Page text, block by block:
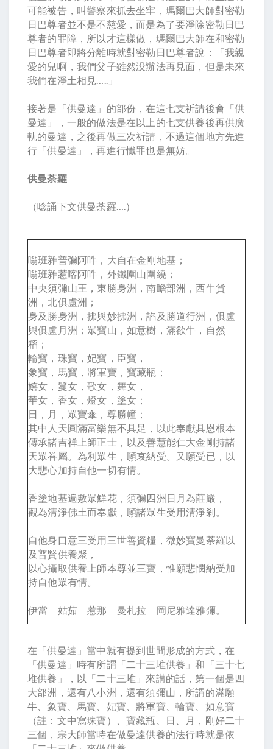
可能被告，叫警察來抓去坐牢，瑪爾巴大師對密勒
日巴尊者並不是不慈愛，而是為了要淨除密勒日巴
尊者的罪障，所以才這樣做，瑪爾巴大師在和密勒
日巴尊者即將分離時就對密勒日巴尊者說：「我親
愛的兒啊，我們父子雖然没辦法再見面，但是未來
我們在淨土相見…..」
接著是「供曼達」的部份，在這七支祈請後會「供
曼達」，一般的做法是在以上的七支供養後再供廣
軌的曼達，之後再做三次祈請，不過這個地方先進
行「供曼達」，再進行懺罪也是無妨。
供曼荼羅
（唸誦下文供曼荼羅….）
嗡班雜普彌阿吽，大自在金剛地基；
嗡班雜惹喀阿吽，外鐵圍山圍繞；
中央須彌山王，東勝身洲，南瞻部洲，西牛貨
洲，北俱盧洲；
身及勝身洲，拂與妙拂洲，諂及勝道行洲，俱盧
與俱盧月洲；眾寶山，如意樹，滿欲牛，自然
稻；
輪寶，珠寶，妃寶，臣寶，
象寶，馬寶，將軍寶，寶藏瓶；
嬉女，鬘女，歌女，舞女，
華女，香女，燈女，塗女；
日，月，眾寶傘，尊勝幢；
其中人天圓滿富樂無不具足，以此奉獻具恩根本
傳承諸吉祥上師正士，以及善慧能仁大金剛持諸
天眾眷屬。為利眾生，願哀納受。又願受已，以
大悲心加持自他一切有情。
香塗地基遍敷眾鮮花，須彌四洲日月為莊嚴，
觀為清淨佛土而奉獻，願諸眾生受用清淨剎。
自他身口意三受用三世善資糧，微妙寶曼荼羅以
及普賢供養聚，
以心攝取供養上師本尊並三寶，惟願悲憫納受加
持自他眾有情。
伊當 姑茹 惹那 曼札拉 岡尼雅達雅彌。
在「供曼達」當中就有提到世間形成的方式，在
「供曼達」時有所謂「二十三堆供養」和「三十七
堆供養」，以「二十三堆」來講的話，第一個是四
大部洲，還有八小洲，還有須彌山，所謂的滿願
牛、象寶、馬寶、妃寶、將軍寶、輪寶、如意寶
（註：文中寫珠寶）、寶藏瓶、日、月，剛好二十
三個，宗大師當時在做曼達供養的法行時就是依